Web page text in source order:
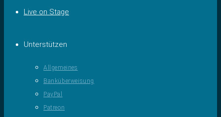
Live on Stage
Unterstützen
Allgemeines
Banküberweisung
PayPal
Patreon